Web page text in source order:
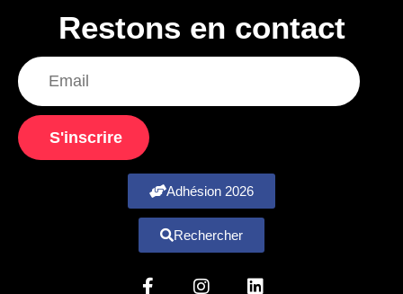
Restons en contact
S'inscrire
Adhésion 2026
Rechercher